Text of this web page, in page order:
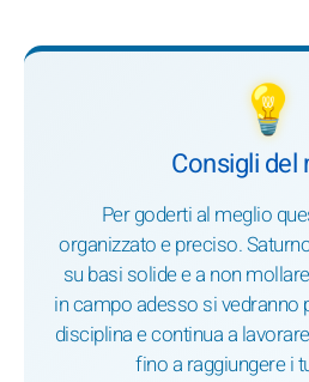
💡
Consigli del
Per goderti al meglio
organizzato e preciso.
su basi solide e a non
in campo adesso si vedranno
disciplina e continua a
fino a raggiungere i